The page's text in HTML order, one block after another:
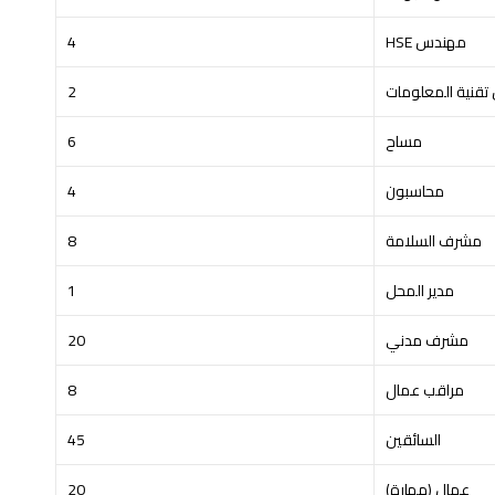
مهندس HSE
4
المعلومات
2
مساح
6
محاسبون
4
مشرف السلامة
8
مدير المحل
1
مشرف مدني
20
مراقب عمال
8
السائقين
45